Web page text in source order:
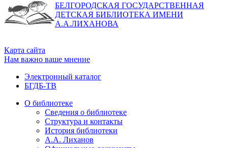
БЕЛГОРОДСКАЯ ГОСУДАРСТВЕННАЯ
ДЕТСКАЯ БИБЛИОТЕКА ИМЕНИ
А.А.ЛИХАНОВА
Карта сайта
Нам важно ваше мнение
Электронный каталог
БГДБ-ТВ
О библиотеке
Сведения о библиотеке
Структура и контакты
История библиотеки
А.А. Лиханов